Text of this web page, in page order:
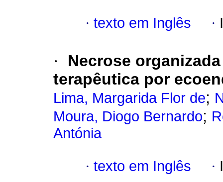
· texto em Inglês ·
·
Necrose
terapêutica por
Lima, Margarida Flor de;
Moura, Diogo Bernardo;
Antónia
· texto em Inglês ·